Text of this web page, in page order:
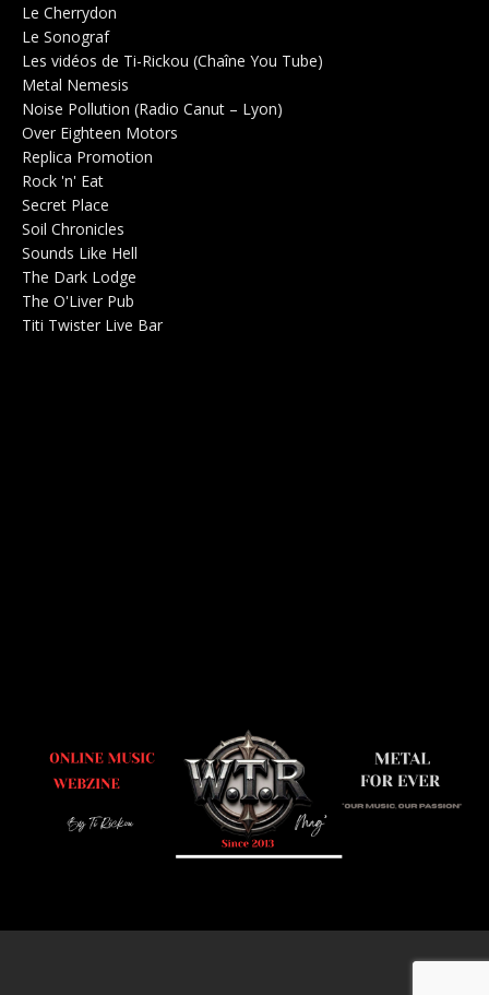
Le Cherrydon
Le SonografSalle de concerts 0
Les vidéos de Ti-Rickou (Chaîne You Tube)
Metal Nemesis
Noise Pollution (Radio Canut – Lyon)
Over Eighteen Motors
Replica Promotion
Rock 'n' Eat
Secret Place
Soil Chronicles
Sounds Like Hell
The Dark Lodge
The O'Liver Pub
Titi Twister Live Bar